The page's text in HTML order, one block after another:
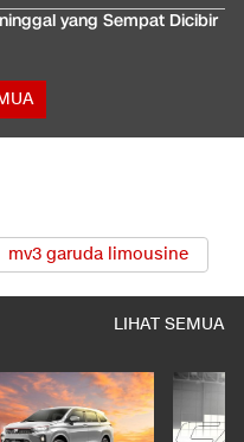
yang Sempat Dicibir
mv3 garuda limousine
LIHAT SEMUA